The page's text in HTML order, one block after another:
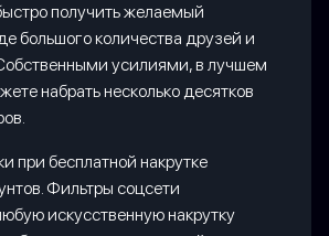
получить желаемый
большого количества друзей и
усилиями, в лучшем
набрать несколько десятков
при бесплатной накрутке
Фильтры соцсети
искусственную накрутку